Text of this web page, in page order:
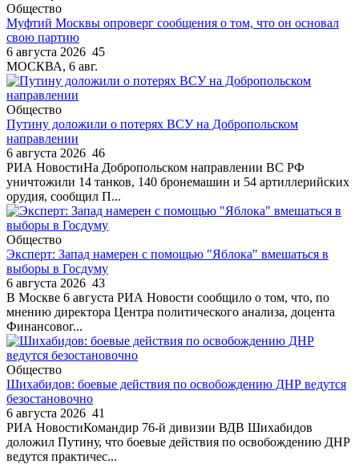
Общество
Муфтий Москвы опроверг сообщения о том, что он основал
свою партию
6 августа 2026 45
МОСКВА, 6 авг.
Общество
Путину доложили о потерях ВСУ на Добропольском
направлении
6 августа 2026 46
РИА НовостиНа Добропольском направлении ВС РФ
уничтожили 14 танков, 140 бронемашин и 54 артиллерийских
орудия, сообщил П...
Общество
Эксперт: Запад намерен с помощью "Яблока" вмешаться в
выборы в Госдуму
6 августа 2026 43
В Москве 6 августа РИА Новости сообщило о том, что, по
мнению директора Центра политического анализа, доцента
Финансовог...
Общество
Шихабидов: боевые действия по освобождению ДНР ведутся
безостановочно
6 августа 2026 41
РИА НовостиКомандир 76-й дивизии ВДВ Шихабидов
доложил Путину, что боевые действия по освобождению ДНР
ведутся практичес...